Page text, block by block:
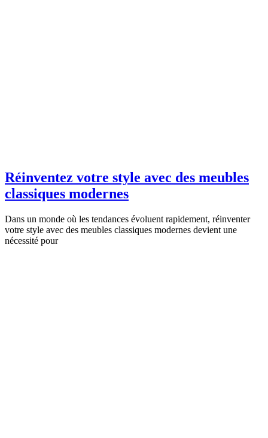
Réinventez votre style avec des meubles
classiques modernes
Dans un monde où les tendances évoluent rapidement, réinventer
votre style avec des meubles classiques modernes devient une
nécessité pour